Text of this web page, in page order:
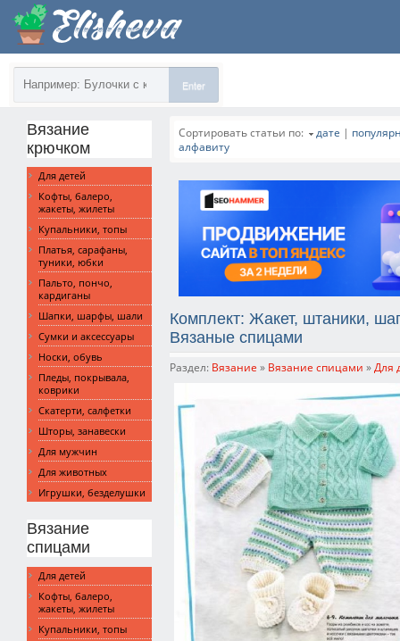
Enter
Вязание
крючком
Для детей
Кофты, балеро,
жакеты, жилеты
Купальники, топы
Платья, сарафаны,
туники, юбки
Пальто, пончо,
кардиганы
Шапки, шарфы, шали
Сумки и аксессуары
Носки, обувь
Пледы, покрывала,
коврики
Скатерти, салфетки
Шторы, занавески
Для мужчин
Для животных
Игрушки, безделушки
Вязание
спицами
Для детей
Кофты, балеро,
жакеты, жилеты
Купальники, топы
Сортировать статьи по: дате |
алфавиту
Комплект: Жакет, штаники,
Вязаные спицами
Раздел: Вязание » Вязание спицами » Для